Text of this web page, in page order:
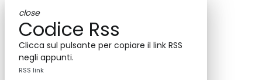
close
Codice Rss
Clicca sul pulsante per copiare il link RSS
negli appunti.
RSS link